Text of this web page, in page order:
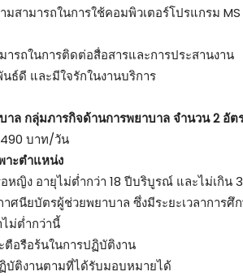
มสามารถในการใช้คอมพิวเตอร์โปรแกรม
ารถในการติดต่อสื่อสารและการประสานงาน
ธ์ดี และมีใจรักในงานบริการ
าล กลุ่มภารกิจด้านการพยาบาล จำนวน 2 อัต
490 บาท/วัน
ะตำแหน่ง
อหญิง อายุไม่ต่ำกว่า 18 ปีบริบูรณ์ และไม่เกิ
าศนียบัตรผู้ช่วยพยาบาล ซึ่งมีระยะเวลาการ
ไม่ต่ำกว่านี้
ตือรือร้นในการปฏิบัติงาน
บัติงานตามที่ได้รับมอบหมายได้